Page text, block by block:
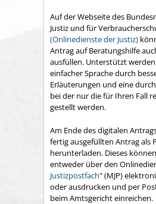
Auf der Webseite des
Justiz und für
(Onlinedienste der Justiz)
Antrag auf Beratungshilfe
ausfüllen. Unterstützt werden
einfacher Sprache durch
Erläuterungen und eine
bei der nur die für Ihren Fall
gestellt werden.
Am Ende des digitalen
fertig ausgefüllten Antrag als
herunterladen. Dieses
entweder über den
Justizpostfach" (MJP)
oder ausdrucken und per
beim Amtsgericht einreichen.